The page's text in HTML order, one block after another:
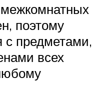
поэтому
с предметами,
всех